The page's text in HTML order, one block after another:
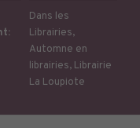
Dans les
Librairies,
Automne en
librairies, Librairie
La Loupiote